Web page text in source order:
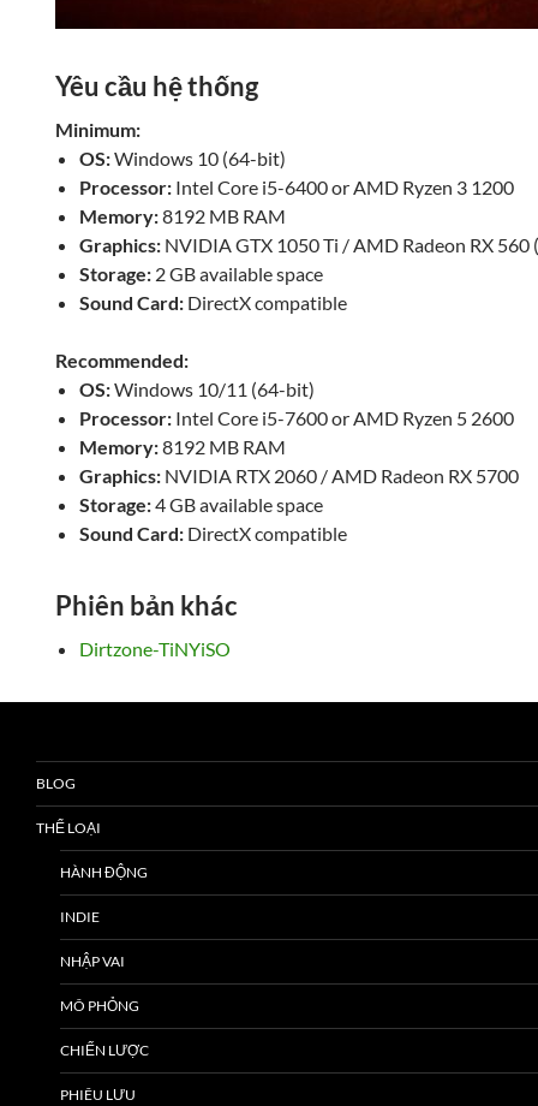
Yêu cầu hệ thống
Minimum:
OS:Windows 10 (64-bit)
Processor: Intel Core i5-6400 or AMD Ryzen 3 1200
Memory:8192 MB RAM
Graphics: NVIDIA GTX 1050 Ti / AMD Radeon RX 560
Storage: 2 GB available space
Sound Card: DirectX compatible
Recommended:
OS:Windows 10/11 (64-bit)
Processor: Intel Core i5-7600 or AMD Ryzen 5 2600
Memory:8192 MB RAM
Graphics: NVIDIA RTX 2060 / AMD Radeon RX 5700
Storage:4 GB available space
Sound Card: DirectX compatible
Phiên bản khác
Dirtzone-TiNYiSO
BLOG
THỂ LOẠI
HÀNH ĐỘNG
INDIE
NHẬP VAI
MÔ PHỎNG
CHIẾN LƯỢC
PHIÊU LƯU